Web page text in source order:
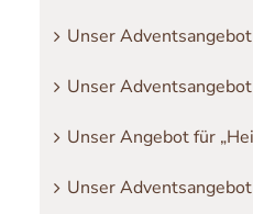
Unser Adventsangebot
Unser Adventsangebot
Unser Angebot für
Unser Adventsangebot